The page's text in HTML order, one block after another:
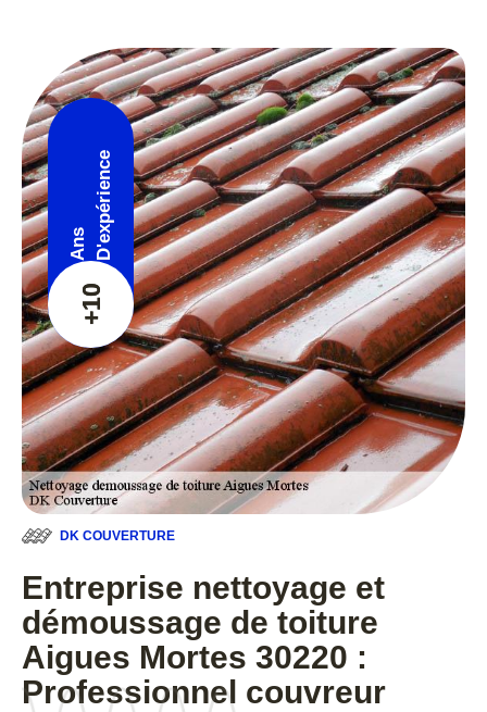
+10
Ans D'expérience
DK COUVERTURE
Entreprise nettoyage et
démoussage de toiture
Aigues Mortes 30220 :
Professionnel couvreur